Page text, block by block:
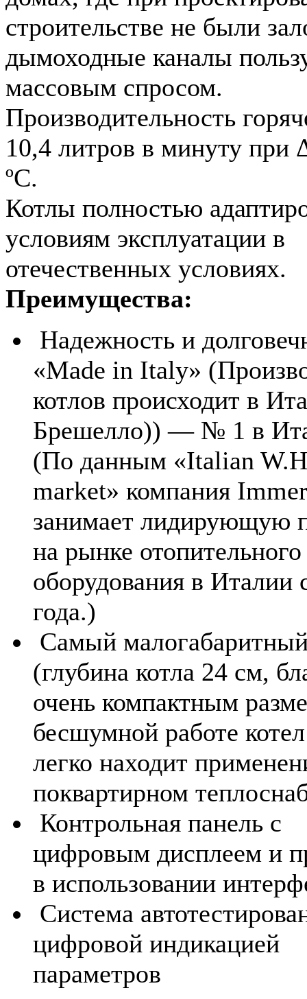
строительстве не были
дымоходные каналы
массовым спросом.
Производительность
10,4 литров в минуту при
ºС.
Котлы полностью
условиям эксплуатации в
отечественных условиях.
Преимущества:
Надежность и
«Made in Italy»
котлов происходит в
Брешелло)) — № 1 в
(По данным «Italian
market» компания
занимает лидирующую
на рынке отопительного
оборудования в Италии
года.)
Самый
(глубина котла 24 см,
очень компактным
бесшумной работе
легко находит
поквартирном
Контрольная панель с
цифровым дисплеем и
в использовании
Система
цифровой индикацией
параметров